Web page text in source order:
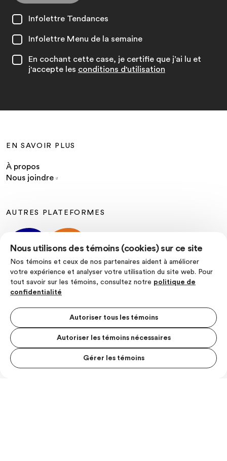
Nous utilisons des témoins (cookies) sur ce site
Nos témoins et ceux de nos partenaires aident à améliorer
votre expérience et analyser votre utilisation du site web. Pour
tout savoir sur les témoins, consultez notre politique de
confidentialité
Autoriser tous les témoins
Autoriser les témoins nécessaires
Gérer les témoins
Infolettre Tendances
Infolettre Menu de la semaine
En cochant cette case, je certifie que j’ai lu et
j'accepte les conditions d'utilisation
EN SAVOIR PLUS
À propos
Nous joindre
AUTRES PLATEFORMES
Politique de confidentialité
Conditions d’utilisation
© Les Producteurs de lait du Quebec
MENU